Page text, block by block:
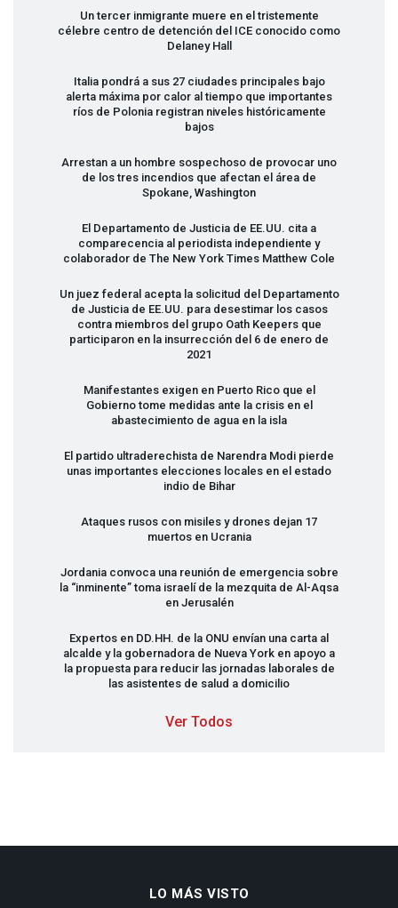
Un tercer inmigrante muere en el tristemente
célebre centro de detención del ICE conocido como
Delaney Hall
Italia pondrá a sus 27 ciudades principales bajo
alerta máxima por calor al tiempo que importantes
ríos de Polonia registran niveles históricamente
bajos
Arrestan a un hombre sospechoso de provocar uno
de los tres incendios que afectan el área de
Spokane, Washington
El Departamento de Justicia de EE.UU. cita a
comparecencia al periodista independiente y
colaborador de The New York Times Matthew Cole
Un juez federal acepta la solicitud del Departamento
de Justicia de EE.UU. para desestimar los casos
contra miembros del grupo Oath Keepers que
participaron en la insurrección del 6 de enero de
2021
Manifestantes exigen en Puerto Rico que el
Gobierno tome medidas ante la crisis en el
abastecimiento de agua en la isla
El partido ultraderechista de Narendra Modi pierde
unas importantes elecciones locales en el estado
indio de Bihar
Ataques rusos con misiles y drones dejan 17
muertos en Ucrania
Jordania convoca una reunión de emergencia sobre
la “inminente” toma israelí de la mezquita de Al-Aqsa
en Jerusalén
Expertos en DD.HH. de la ONU envían una carta al
alcalde y la gobernadora de Nueva York en apoyo a
la propuesta para reducir las jornadas laborales de
las asistentes de salud a domicilio
Ver Todos
LO MÁS VISTO